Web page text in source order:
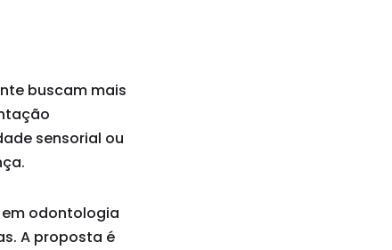
buscam mais
sensorial ou
odontologia
A proposta é